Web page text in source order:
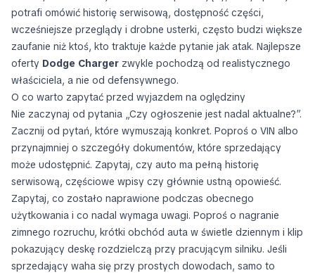
potrafi omówić historię serwisową, dostępność części,
wcześniejsze przeglądy i drobne usterki, często budzi większe
zaufanie niż ktoś, kto traktuje każde pytanie jak atak. Najlepsze
oferty Dodge Charger zwykle pochodzą od realistycznego
właściciela, a nie od defensywnego.
O co warto zapytać przed wyjazdem na oględziny
Nie zaczynaj od pytania „Czy ogłoszenie jest nadal aktualne?”.
Zacznij od pytań, które wymuszają konkret. Poproś o VIN albo
przynajmniej o szczegóły dokumentów, które sprzedający
może udostępnić. Zapytaj, czy auto ma pełną historię
serwisową, częściowe wpisy czy głównie ustną opowieść.
Zapytaj, co zostało naprawione podczas obecnego
użytkowania i co nadal wymaga uwagi. Poproś o nagranie
zimnego rozruchu, krótki obchód auta w świetle dziennym i klip
pokazujący deskę rozdzielczą przy pracującym silniku. Jeśli
sprzedający waha się przy prostych dowodach, samo to